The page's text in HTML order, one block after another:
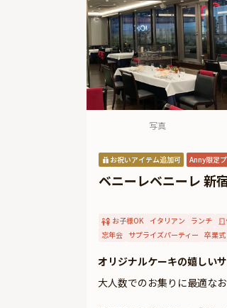
写真
お祝いアイテム追加可 Anny限定
ベニーレベニーレ 新
お子様OK イタリアン ランチ
忘年会 サプライズパーティー 卒業式
オリジナルケーキの嬉しい
大人数でのお集りに最適な